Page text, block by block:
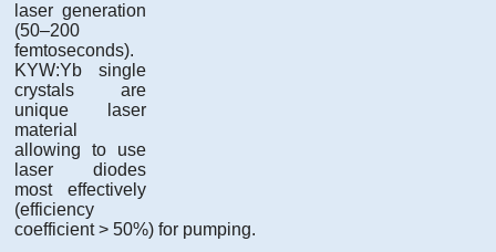
laser generation
(50–200
femtoseconds).
KYW:Yb single
crystals are
unique laser
material
allowing to use
laser diodes
most effectively
(efficiency
coefficient > 50%) for pumping.